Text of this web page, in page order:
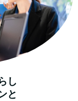
し
と